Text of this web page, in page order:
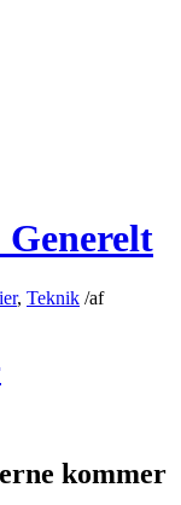
, Teknik /af
kommer